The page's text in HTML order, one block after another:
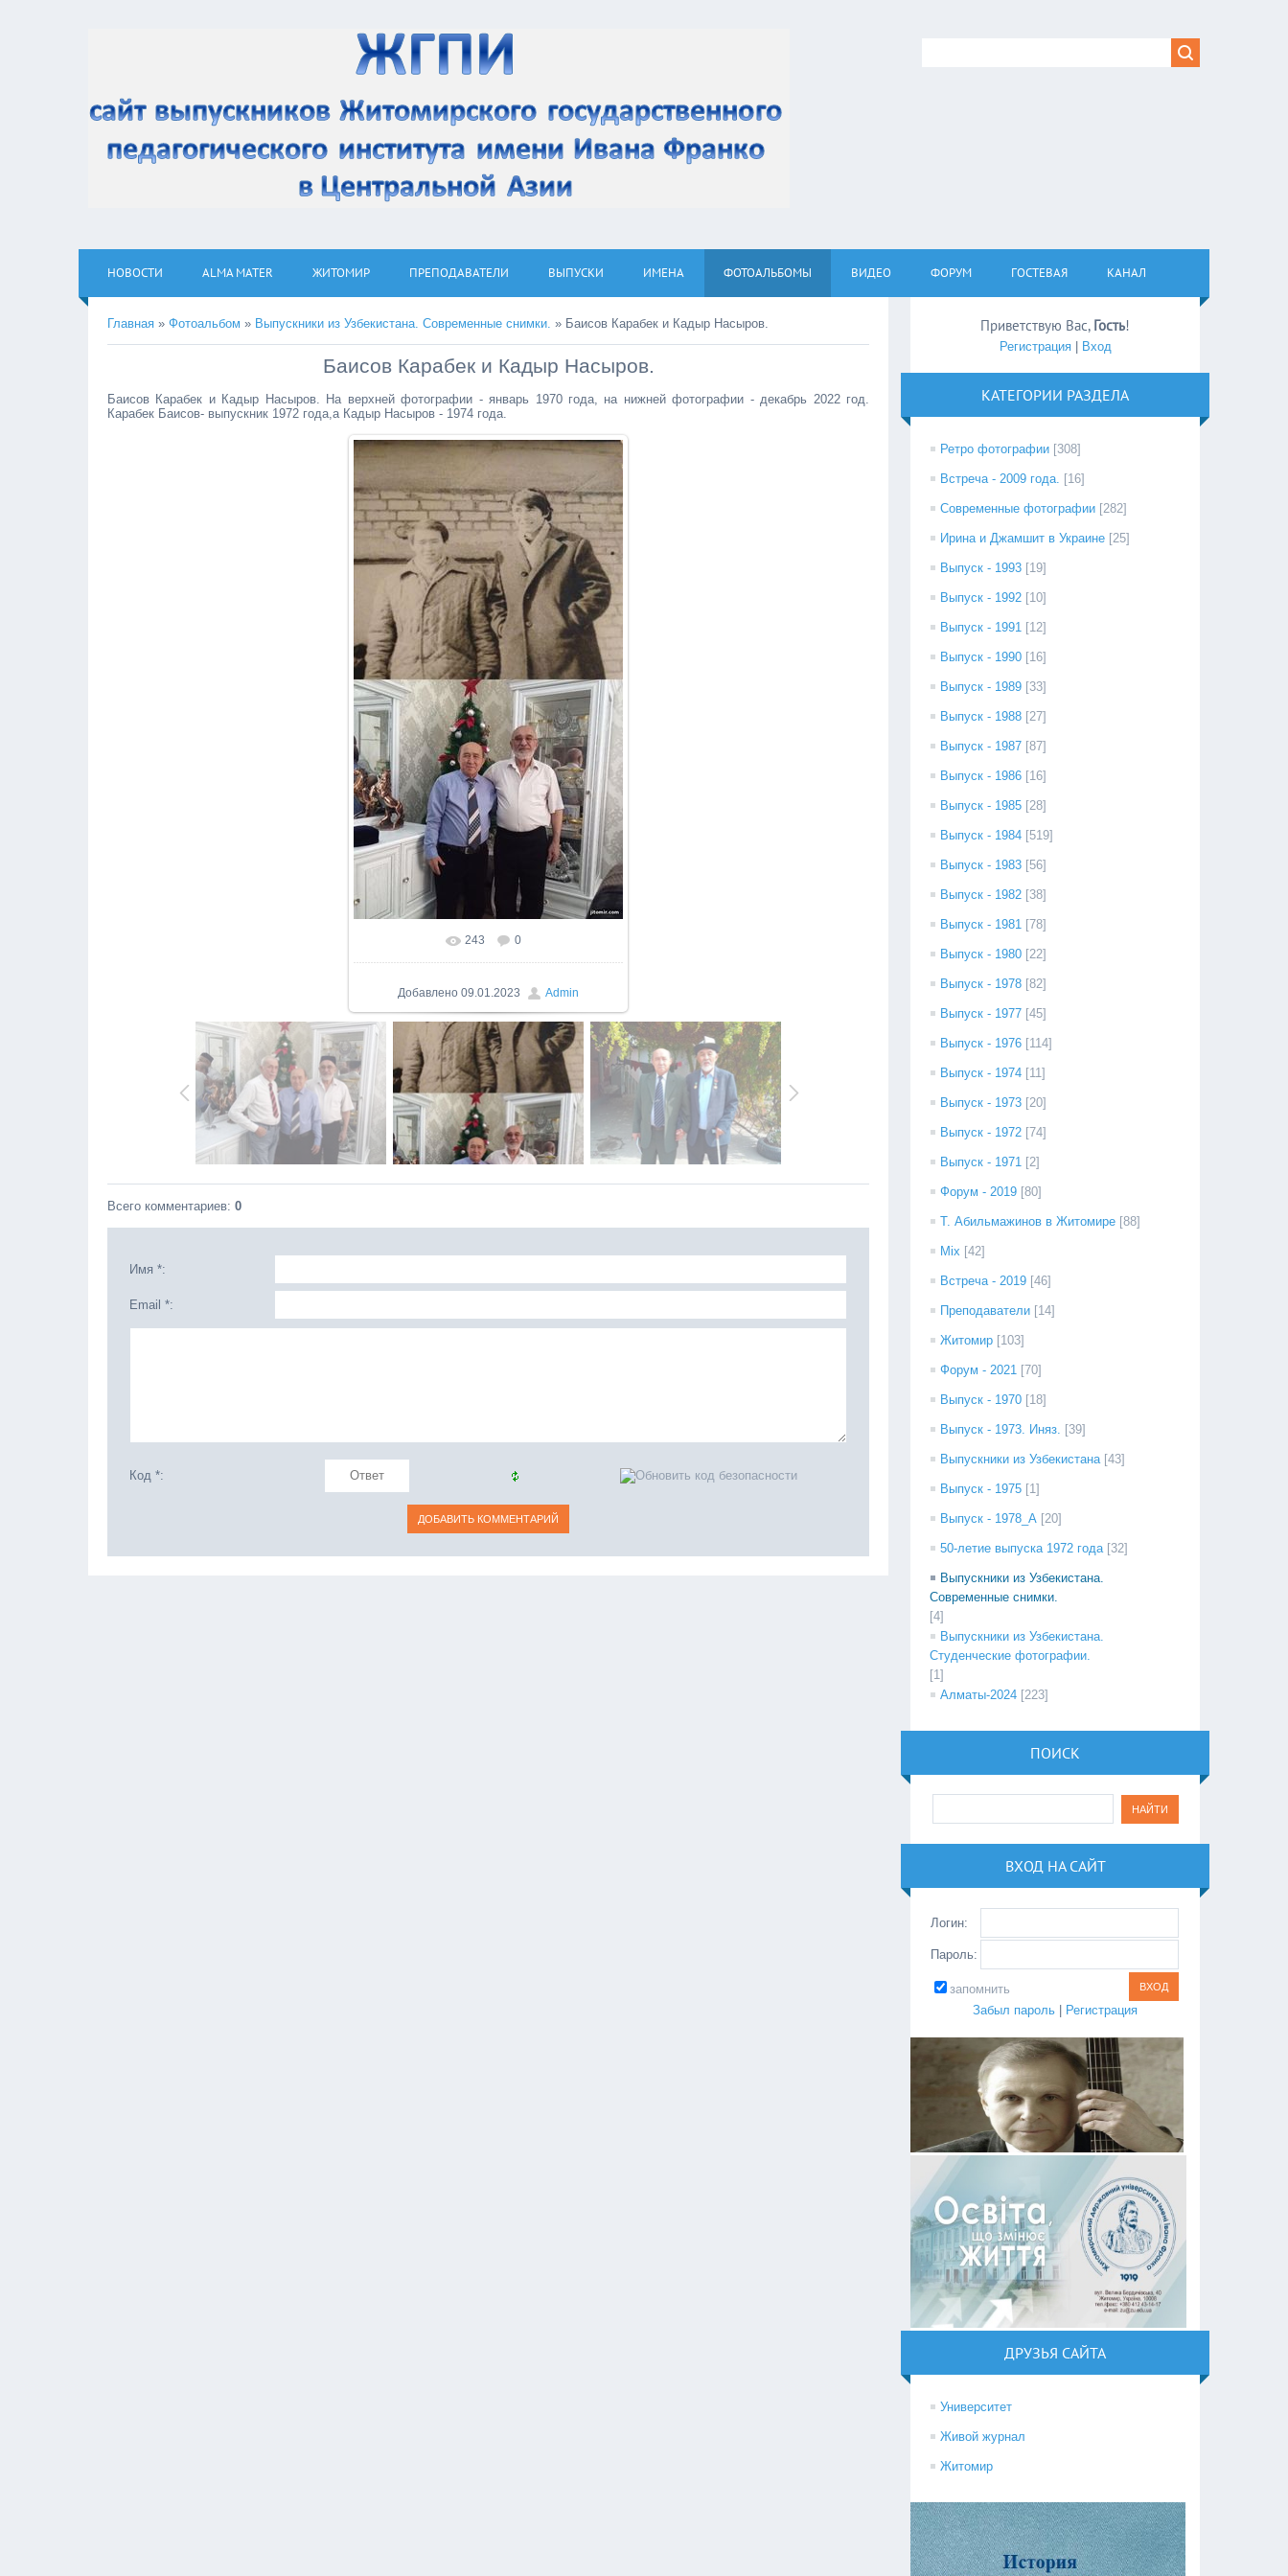
НОВОСТИ ALMA MATER ЖИТОМИР ПРЕПОДАВАТЕЛИ ВЫПУСКИ ИМЕНА ФОТОАЛЬБОМЫ ВИДЕО ФОРУМ ГОСТЕВАЯ КАНАЛ
Главная » Фотоальбом » Выпускники из Узбекистана. Современные снимки. » Баисов Карабек и Кадыр Насыров.
Баисов Карабек и Кадыр Насыров.
Баисов Карабек и Кадыр Насыров. На верхней фотографии - январь 1970 года, на нижней фотографии - декабрь 2022 год.
Карабек Баисов- выпускник 1972 года,а Кадыр Насыров - 1974 года.
243 0
Добавлено 09.01.2023 Admin
Всего комментариев: 0
Имя *:
Email *:
Код *:
Приветствую Вас, Гость!
Регистрация| Вход
КАТЕГОРИИ РАЗДЕЛА
Ретро фотографии [308]
Встреча - 2009 года. [16]
Современные фотографии [282]
Ирина и Джамшит в Украине [25]
Выпуск - 1993 [19]
Выпуск - 1992 [10]
Выпуск - 1991 [12]
Выпуск - 1990 [16]
Выпуск - 1989 [33]
Выпуск - 1988 [27]
Выпуск - 1987 [87]
Выпуск - 1986 [16]
Выпуск - 1985 [28]
Выпуск - 1984 [519]
Выпуск - 1983 [56]
Выпуск - 1982 [38]
Выпуск - 1981 [78]
Выпуск - 1980 [22]
Выпуск - 1978 [82]
Выпуск - 1977 [45]
Выпуск - 1976 [114]
Выпуск - 1974 [11]
Выпуск - 1973 [20]
Выпуск - 1972 [74]
Выпуск - 1971 [2]
Форум - 2019 [80]
Т. Абильмажинов в Житомире [88]
Mix [42]
Встреча - 2019 [46]
Преподаватели [14]
Житомир [103]
Форум - 2021 [70]
Выпуск - 1970 [18]
Выпуск - 1973. Иняз. [39]
Выпускники из Узбекистана [43]
Выпуск - 1975 [1]
Выпуск - 1978_А [20]
50-летие выпуска 1972 года [32]
Выпускники из Узбекистана.
Современные снимки.
[4]
Выпускники из Узбекистана.
Студенческие фотографии.
[1]
Алматы-2024 [223]
ПОИСК
ВХОД НА САЙТ
Логин:
Пароль:
запомнить
Забыл пароль| Регистрация
ДРУЗЬЯ САЙТА
Университет
Живой журнал
Житомир